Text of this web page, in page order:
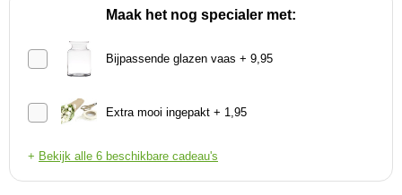
Maak het nog specialer met:
Bijpassende glazen vaas + 9,95
Extra mooi ingepakt + 1,95
+ Bekijk alle 6 beschikbare cadeau's